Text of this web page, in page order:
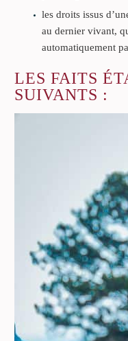
les droits issus
au dernier vivant,
automatiquement
LES FAITS
SUIVANTS :